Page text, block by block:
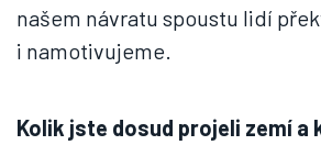
našem návratu spoustu lidí
i namotivujeme.
Kolik jste dosud projeli zemí a